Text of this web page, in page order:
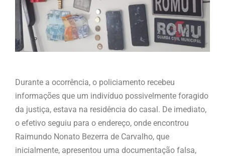
Durante a ocorrência, o policiamento recebeu
informações que um indivíduo possivelmente foragido
da justiça, estava na residência do casal. De imediato,
o efetivo seguiu para o endereço, onde encontrou
Raimundo Nonato Bezerra de Carvalho, que
inicialmente, apresentou uma documentação falsa,